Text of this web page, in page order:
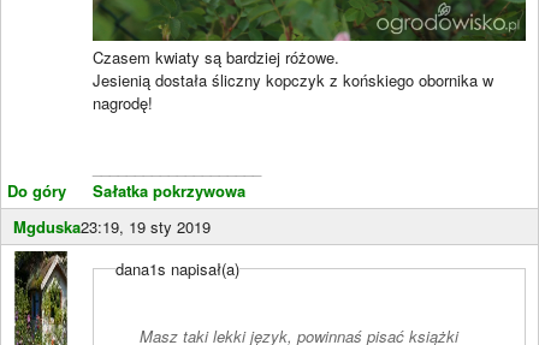
Do góry
Czasem kwiaty są bardziej różowe.
Jesienią dostała śliczny kopczyk z końskiego obornika w
nagrodę!
Sałatka pokrzywowa
Mgduska23:19, 19 sty 2019
dana1s napisał(a)
Masz taki lekki język, powinnaś pisać książki